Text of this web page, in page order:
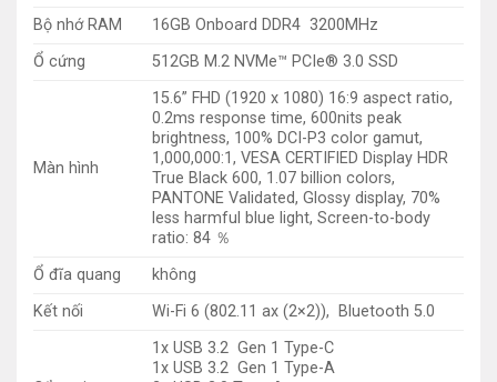
Bộ nhớ RAM
16GB Onboard DDR4 3200MHz
Ổ cứng
512GB M.2 NVMe™ PCIe® 3.0 SSD
Màn hình
15.6” FHD (1920 x 1080) 16:9 aspect ratio,
0.2ms response time, 600nits peak
brightness, 100% DCI-P3 color gamut,
1,000,000:1, VESA CERTIFIED Display HDR
True Black 600, 1.07 billion colors,
PANTONE Validated, Glossy display, 70%
less harmful blue light, Screen-to-body
ratio: 84 ％
Ổ đĩa quang
không
Kết nối
Wi-Fi 6 (802.11 ax (2×2)), Bluetooth 5.0
1x USB 3.2 Gen 1 Type-C
1x USB 3.2 Gen 1 Type-A